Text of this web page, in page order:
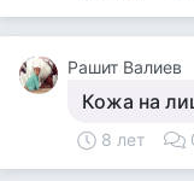
Рашит Валиев
Кожа на
8 лет